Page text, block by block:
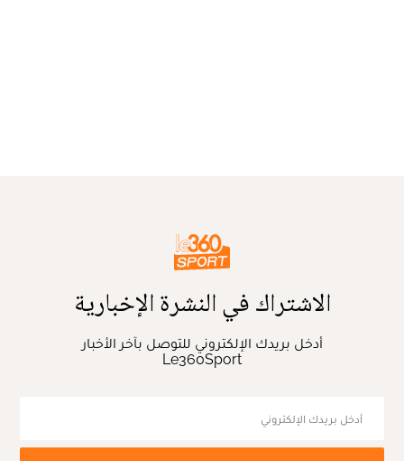
الاشتراك في النشرة الإخبارية
أدخل بريدك الإلكتروني للتوصل بآخر الأخبار
Le360Sport